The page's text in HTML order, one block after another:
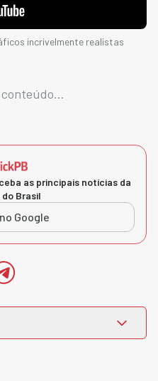
incrivelmente realistas
as principais notícias da
Brasil
Google